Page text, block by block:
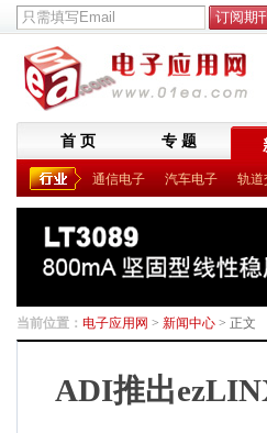
首 页 专 题
通信电子 汽车电子 轨道
当前位置： 电子应用网 > 新闻中心 > 正文
ADI推出